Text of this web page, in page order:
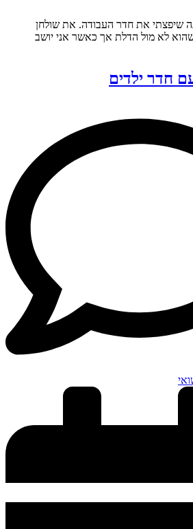
שיפצתי את חדר העבודה. את שולחן
לא מול הדלת אך כאשר אני יושב
חדר ילדים